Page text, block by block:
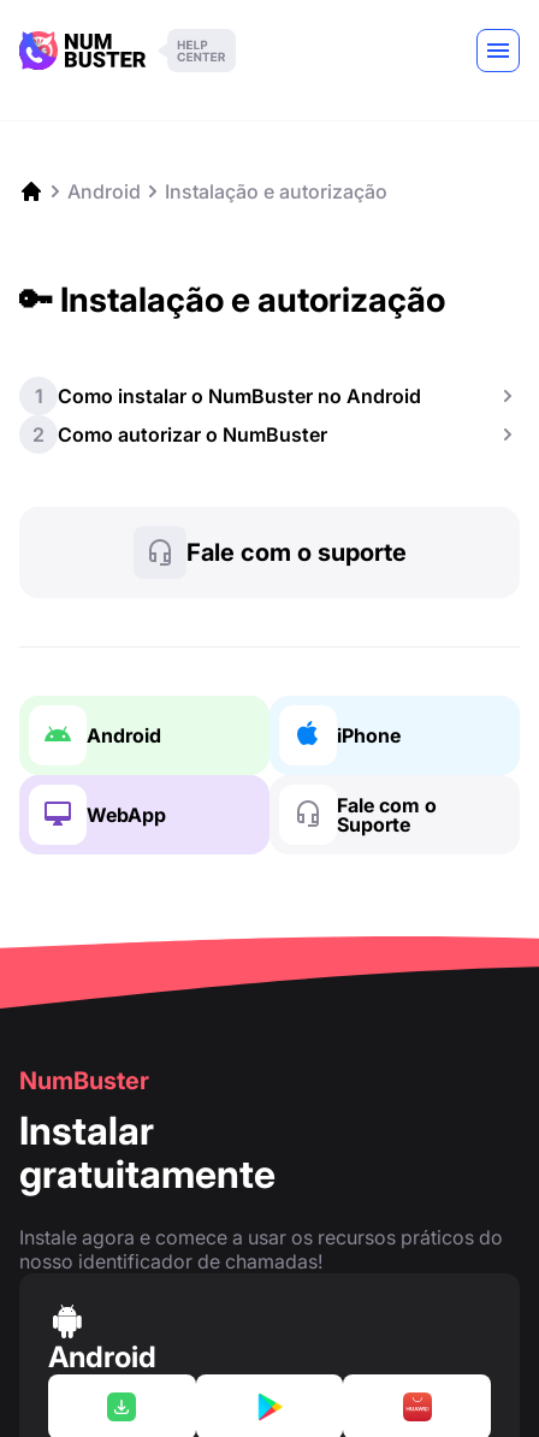
Android Instalação e autorização
🔑 Instalação e autorização
1
Como instalar o NumBuster no Android
2 Como autorizar o NumBuster
Fale com o suporte
Android iPhone
WebApp
Fale com o
Suporte
NumBuster
Instalar
gratuitamente
Instale agora e comece a usar os recursos práticos do
nosso identificador de chamadas!
Android